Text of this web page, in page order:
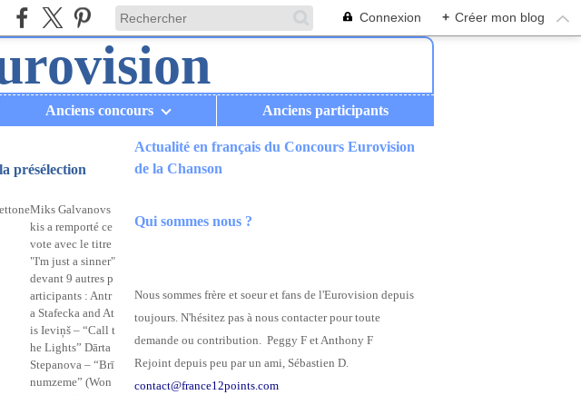
Connexion + Créer mon blog
Anciens concours Anciens participants
présélection
Miks Galvanovs
kis a remporté ce
vote avec le titre
"I'm just a sinner"
devant 9 autres p
articipants : Antr
a Stafecka and At
is Ieviņš – “Call t
he Lights” Dārta
Stepanova – “Brī
numzeme” (Won
Actualité en français du Concours Eurovision
de la Chanson
Qui sommes nous ?
Nous sommes frère et soeur et fans de l'Eurovision depuis
toujours. N'hésitez pas à nous contacter pour toute
demande ou contribution. Peggy F et Anthony F
Rejoint depuis peu par un ami, Sébastien D.
contact@france12points.com